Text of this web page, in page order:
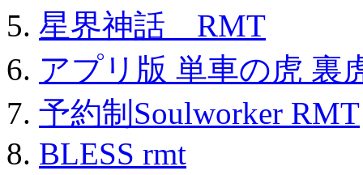
星界神話 RMT
アプリ版 単車の虎 裏
予約制Soulworker RMT
BLESS rmt